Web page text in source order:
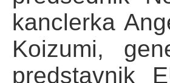
kanclerka
Koizumi,
predstavnik